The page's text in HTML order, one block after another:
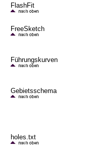
FlashFit
FreeSketch
Führungskurven
Gebietsschema
holes.txt